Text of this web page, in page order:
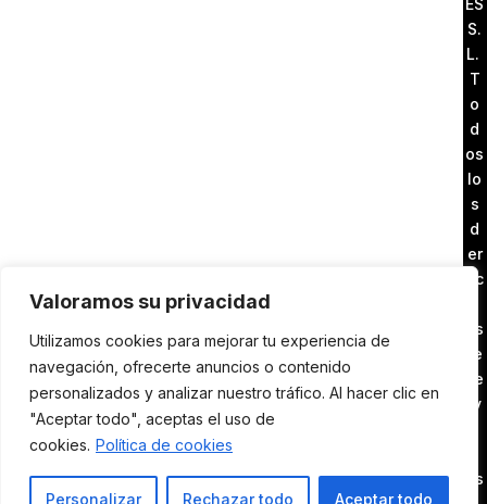
Valoramos su privacidad
Utilizamos cookies para mejorar tu experiencia de
navegación, ofrecerte anuncios o contenido
personalizados y analizar nuestro tráfico. Al hacer clic en
"Aceptar todo", aceptas el uso de
cookies. Política de cookies
Personalizar Rechazar todo Aceptar todo
ES
S.
L.
T
o
d
os
lo
s
d
er
ec
os
re
se
rv
os